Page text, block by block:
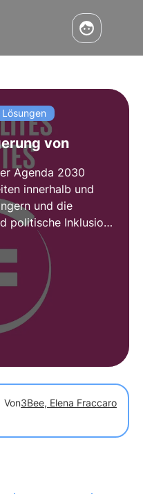
Lösungen
von
Agenda 2030
innerhalb und
und die
politische Inklusion
Hauptursachen
und
zu verringern.
Von3Bee, Elena Fraccaro